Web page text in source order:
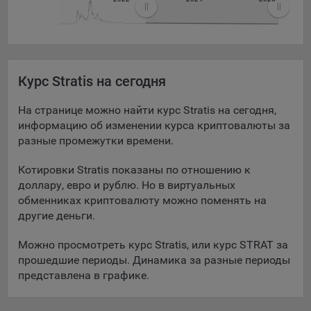
При этом, некоторые браузеры позволяют посещать
того, субъект персональных данных может удалить ранее
опцию в истории браузера.
Подробнее о параметрах управления можно ознакомиться,
перейдя по внешним ссылкам, ведущим на
Firefox
Microsoft Edge
Курс Stratis на сегодня
На странице можно найти курс Stratis на сегодня,
информацию об изменении курса криптовалюты за
разные промежутки времени.
Котировки Stratis показаны по отношению к
доллару, евро и рублю. Но в виртуальных
обменниках криптовалюту можно поменять на
другие деньги.
Можно просмотреть курс Stratis, или курс STRAT за
прошедшие периоды. Динамика за разные периоды
представлена в графике.